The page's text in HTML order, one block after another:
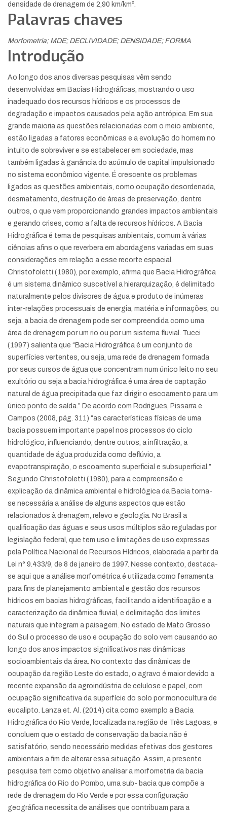
densidade de drenagem de 2,90 km/km².
Palavras chaves
Morfometria; MDE; DECLIVIDADE; DENSIDADE; FORMA
Introdução
Ao longo dos anos diversas pesquisas vêm sendo
desenvolvidas em Bacias Hidrográficas, mostrando o uso
inadequado dos recursos hídricos e os processos de
degradação e impactos causados pela ação antrópica. Em sua
grande maioria as questões relacionadas com o meio ambiente,
estão ligadas a fatores econômicas e a evolução do homem no
intuito de sobreviver e se estabelecer em sociedade, mas
também ligadas à ganância do acúmulo de capital impulsionado
no sistema econômico vigente. É crescente os problemas
ligados as questões ambientais, como ocupação desordenada,
desmatamento, destruição de áreas de preservação, dentre
outros, o que vem proporcionando grandes impactos ambientais
e gerando crises, como a falta de recursos hídricos. A Bacia
Hidrográfica é tema de pesquisas ambientais, comum à várias
ciências afins o que reverbera em abordagens variadas em suas
considerações em relação a esse recorte espacial.
Christofoletti (1980), por exemplo, afirma que Bacia Hidrográfica
é um sistema dinâmico suscetível a hierarquização, é delimitado
naturalmente pelos divisores de água e produto de inúmeras
inter-relações processuais de energia, matéria e informações, ou
seja, a bacia de drenagem pode ser compreendida como uma
área de drenagem por um rio ou por um sistema fluvial. Tucci
(1997) salienta que “Bacia Hidrográfica é um conjunto de
superfícies vertentes, ou seja, uma rede de drenagem formada
por seus cursos de água que concentram num único leito no seu
exultório ou seja a bacia hidrográfica é uma área de captação
natural de água precipitada que faz dirigir o escoamento para um
único ponto de saída.” De acordo com Rodrigues, Pissarra e
Campos (2008, pág. 311) “as características físicas de uma
bacia possuem importante papel nos processos do ciclo
hidrológico, influenciando, dentre outros, a infiltração, a
quantidade de água produzida como deflúvio, a
evapotranspiração, o escoamento superficial e subsuperficial.”
Segundo Christofoletti (1980), para a compreensão e
explicação da dinâmica ambiental e hidrológica da Bacia torna-
se necessária a análise de alguns aspectos que estão
relacionados à drenagem, relevo e geologia. No Brasil a
qualificação das águas e seus usos múltiplos são reguladas por
legislação federal, que tem uso e limitações de uso expressas
pela Política Nacional de Recursos Hídricos, elaborada a partir da
Lei n° 9.433/9, de 8 de janeiro de 1997. Nesse contexto, destaca-
se aqui que a análise morfométrica é utilizada como ferramenta
para fins de planejamento ambiental e gestão dos recursos
hídricos em bacias hidrográficas, facilitando a identificação e a
caracterização da dinâmica fluvial, e delimitação dos limites
naturais que integram a paisagem. No estado de Mato Grosso
do Sul o processo de uso e ocupação do solo vem causando ao
longo dos anos impactos significativos nas dinâmicas
socioambientais da área. No contexto das dinâmicas de
ocupação da região Leste do estado, o agravo é maior devido a
recente expansão da agroindústria de celulose e papel, com
ocupação significativa da superfície do solo por monocultura de
eucalipto. Lanza et. Al. (2014) cita como exemplo a Bacia
Hidrográfica do Rio Verde, localizada na região de Três Lagoas, e
concluem que o estado de conservação da bacia não é
satisfatório, sendo necessário medidas efetivas dos gestores
ambientais a fim de alterar essa situação. Assim, a presente
pesquisa tem como objetivo analisar a morfometria da bacia
hidrográfica do Rio do Pombo, uma sub- bacia que compõe a
rede de drenagem do Rio Verde e por essa configuração
geográfica necessita de análises que contribuam para a